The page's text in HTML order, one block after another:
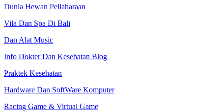
Dunia Hewan Peliaharaan
Vila Dan Spa Di Bali
Dan Alat Music
Info Dokter Dan Kesehatan Blog
Praktek Kesehatan
Hardware Dan SoftWare Komputer
Racing Game & Virtual Game